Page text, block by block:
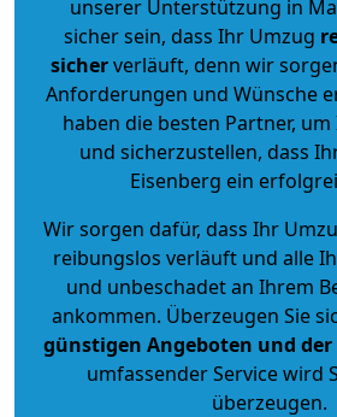
unserer Unterstützung in
sicher sein, dass Ihr Umzug
sicherverläuft, denn wir
Anforderungen und Wünsche
haben die besten Partner,
und sicherzustellen, dass
Eisenberg ein
Wir sorgen dafür, dass Ihr
reibungslos verläuft und alle
und unbeschadet an Ihrem
ankommen. Überzeugen Sie
günstigen Angeboten und
umfassender Service wird
überzeugen.